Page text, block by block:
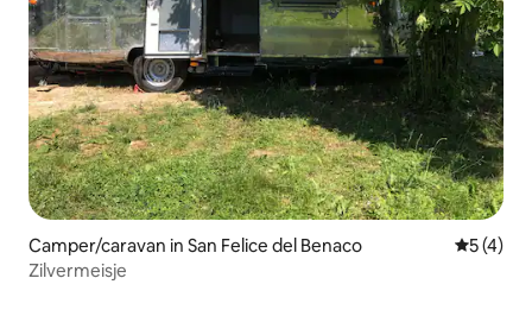
Camper/caravan in San Felice del Benaco
5 (4)
Zilvermeisje